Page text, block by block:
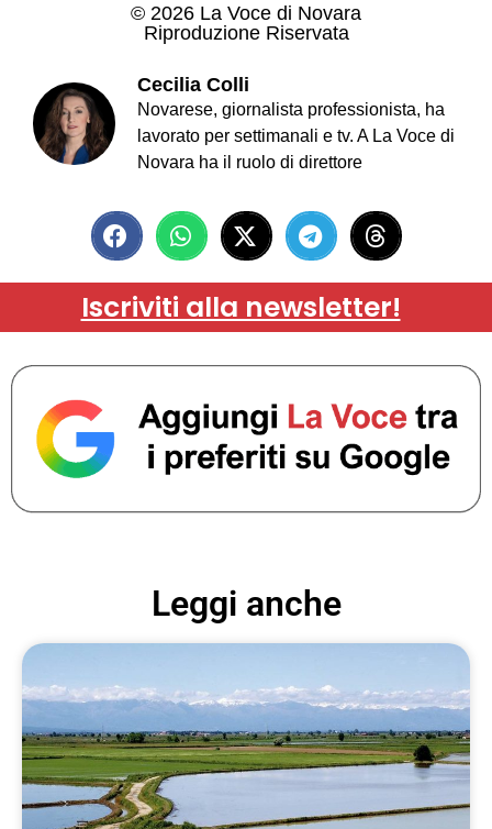
© 2026 La Voce di Novara
Riproduzione Riservata
Cecilia Colli
Novarese, giornalista professionista, ha
lavorato per settimanali e tv. A La Voce di
Novara ha il ruolo di direttore
Iscriviti alla newsletter!
Leggi anche